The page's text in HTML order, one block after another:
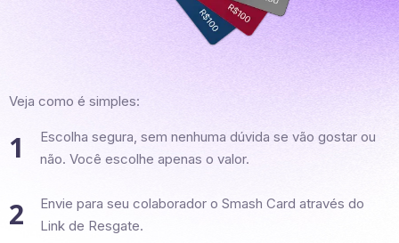
Veja como é simples:
Envie para seu colaborador o Smash Card através do
Link de Resgate.
Escolha segura, sem nenhuma dúvida se vão gostar ou
não. Você escolhe apenas o valor.
1
2